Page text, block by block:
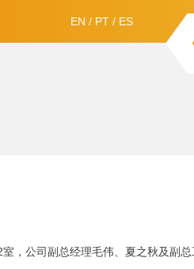
EN / PT / ES
，公司副总经理毛伟、夏之秋及副